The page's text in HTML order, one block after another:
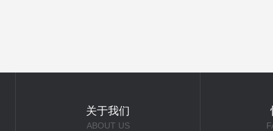
关于我们
ABOUT US